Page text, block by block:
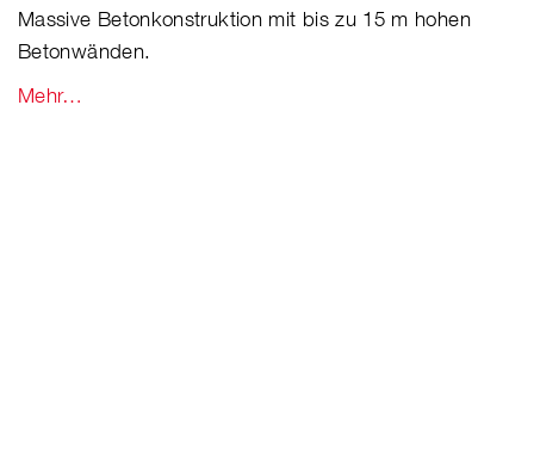
Massive Betonkonstruktion mit bis zu 15 m hohen
Betonwänden.
Mehr…